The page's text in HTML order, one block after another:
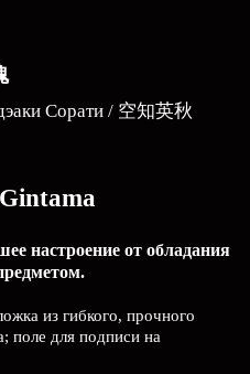
Сорати / 空知英秋
настроение от обладания
из гибкого, прочного
поле для подписи на